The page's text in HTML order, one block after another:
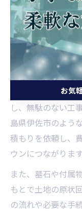
じまい方法
墓じまい費用を
墓じまいにおいて
ず現地の状況や墓
し、無駄のない工
島県伊佐市のよう
積もりを依頼し、
ウンにつながります
また、墓石や付属
もとで土地の原状
の流れや必要な手
お気
お気